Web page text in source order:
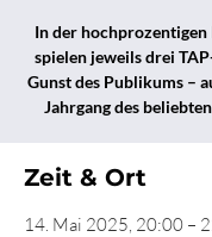
In der
spielen jeweils drei
Gunst des Publikums –
Jahrgang des
Zeit & Ort
14. Mai 2025, 20:00 –